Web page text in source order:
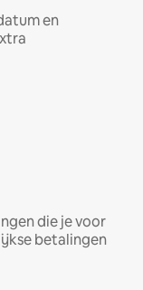
en
die je voor
betalingen